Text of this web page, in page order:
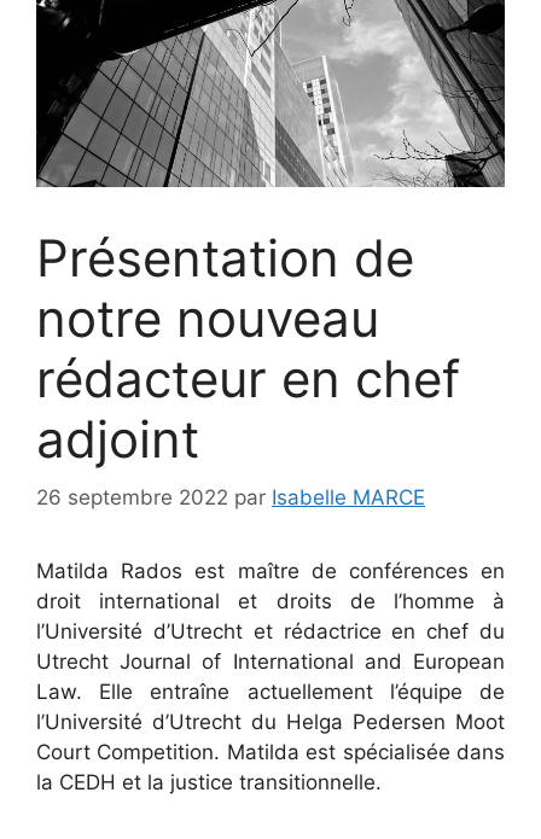
Présentation de
notre nouveau
rédacteur en chef
adjoint
26 septembre 2022 par Isabelle MARCE
Matilda Rados est maître de conférences en
droit international et droits de l’homme à
l’Université d’Utrecht et rédactrice en chef du
Utrecht Journal of International and European
Law. Elle entraîne actuellement l’équipe de
l’Université d’Utrecht du Helga Pedersen Moot
Court Competition. Matilda est spécialisée dans
la CEDH et la justice transitionnelle.